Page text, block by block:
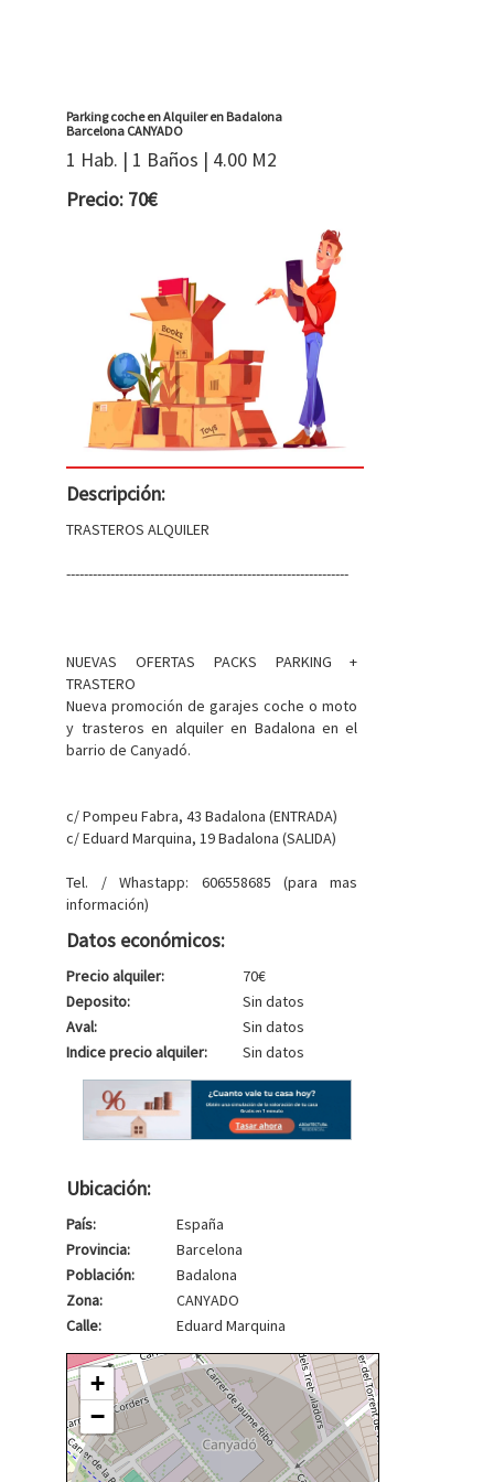
Parking coche en Alquiler en Badalona
Barcelona CANYADO
1 Hab. | 1 Baños | 4.00 M2
Precio: 70€
Descripción:
TRASTEROS ALQUILER
----------------------------------------------------------------
NUEVAS OFERTAS PACKS PARKING +
TRASTERO
Nueva promoción de garajes coche o moto
y trasteros en alquiler en Badalona en el
barrio de Canyadó.
c/ Pompeu Fabra, 43 Badalona (ENTRADA)
c/ Eduard Marquina, 19 Badalona (SALIDA)
Tel. / Whastapp: 606558685 (para mas
información)
Datos económicos:
Precio alquiler:
70€
Deposito:
Sin datos
Aval:
Sin datos
Indice precio alquiler:
Sin datos
Ubicación:
País:
España
Provincia:
Barcelona
Población:
Badalona
Zona:
CANYADO
Calle:
Eduard Marquina
+
−